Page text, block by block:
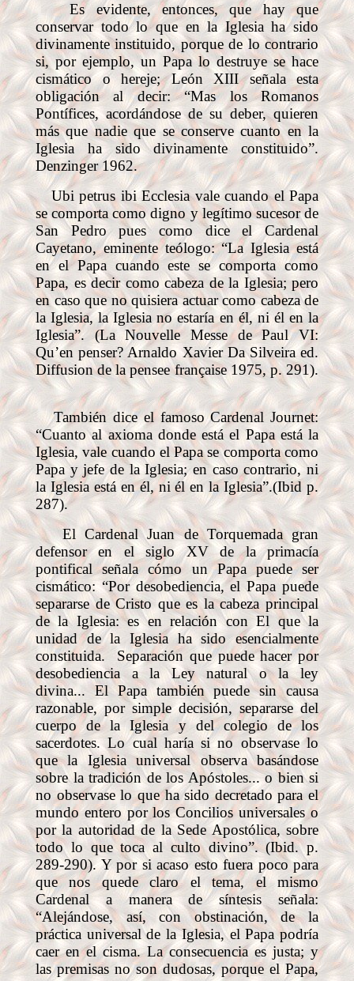
Es evidente, entonces, que hay que
conservar todo lo que en la Iglesia ha sido
divinamente instituido, porque de lo contrario
si, por ejemplo, un Papa lo destruye se hace
cismático o hereje; León XIII señala esta
obligación al decir: “Mas los Romanos
Pontífices, acordándose de su deber, quieren
más que nadie que se conserve cuanto en la
Iglesia ha sido divinamente constituido”.
Denzinger 1962.
Ubi petrus ibi Ecclesia vale cuando el Papa
se comporta como digno y legítimo sucesor de
San Pedro pues como dice el Cardenal
Cayetano, eminente teólogo: “La Iglesia está
en el Papa cuando este se comporta como
Papa, es decir como cabeza de la Iglesia; pero
en caso que no quisiera actuar como cabeza de
la Iglesia, la Iglesia no estaría en él, ni él en la
Iglesia”. (La Nouvelle Messe de Paul VI:
Qu’en penser? Arnaldo Xavier Da Silveira ed.
Diffusion de la pensee française 1975, p. 291).
También dice el famoso Cardenal Journet:
“Cuanto al axioma donde está el Papa está la
Iglesia, vale cuando el Papa se comporta como
Papa y jefe de la Iglesia; en caso contrario, ni
la Iglesia está en él, ni él en la Iglesia”.(Ibid p.
287).
El Cardenal Juan de Torquemada gran
defensor en el siglo XV de la primacía
pontifical señala cómo un Papa puede ser
cismático: “Por desobediencia, el Papa puede
separarse de Cristo que es la cabeza principal
de la Iglesia: es en relación con El que la
unidad de la Iglesia ha sido esencialmente
constituida.
Separación que puede hacer por
desobediencia a la Ley natural o la ley
divina... El Papa también puede sin causa
razonable, por simple decisión, separarse del
cuerpo de la Iglesia y del colegio de los
sacerdotes. Lo cual haría si no observase lo
que la Iglesia universal observa basándose
sobre la tradición de los Apóstoles... o bien si
no observase lo que ha sido decretado para el
mundo entero por los Concilios universales o
por la autoridad de la Sede Apostólica, sobre
todo lo que toca al culto divino”. (Ibid. p.
289-290). Y por si acaso esto fuera poco para
que nos quede claro el tema, el mismo
Cardenal a manera de síntesis señala:
“Alejándose, así, con obstinación, de la
práctica universal de la Iglesia, el Papa podría
caer en el cisma. La consecuencia es justa; y
las premisas no son dudosas, porque el Papa,